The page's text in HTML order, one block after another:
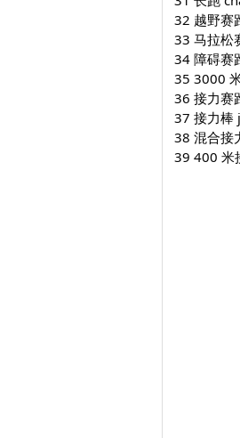
32 越野赛
33 马拉松
34 障碍赛
35 3000
36 接力赛
37 接力棒
38 混合接
39 400 米